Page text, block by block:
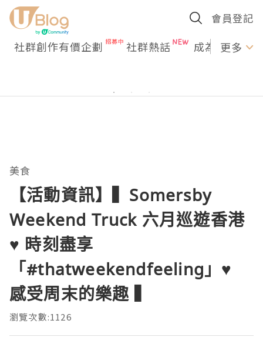
會員登記
社群創作有價企劃 社群熱話 成為U更多
美食
【活動資訊】▍Somersby
Weekend Truck 六月巡遊香港
♥ 時刻盡享
「#thatweekendfeeling」♥
感受周末的樂趣 ▍
瀏覽次數:1126